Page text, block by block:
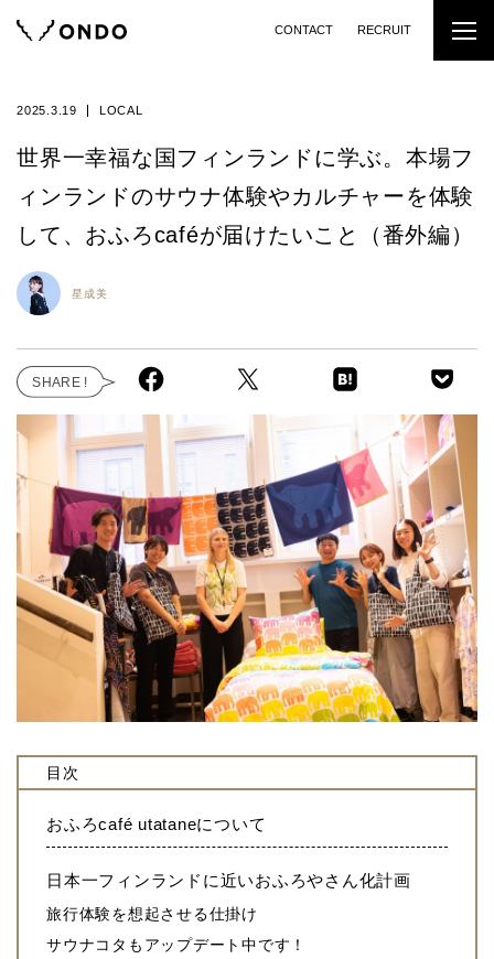
CONTACT RECRUIT
2025.3.19 LOCAL
世界一幸福な国フィンランドに学ぶ。本場フ
ィンランドのサウナ体験やカルチャーを体験
して、おふろcaféが届けたいこと（番外編）
星成美
目次
おふろcafé utataneについて
日本一フィンランドに近いおふろやさん化計画
旅行体験を想起させる仕掛け
サウナコタもアップデート中です！